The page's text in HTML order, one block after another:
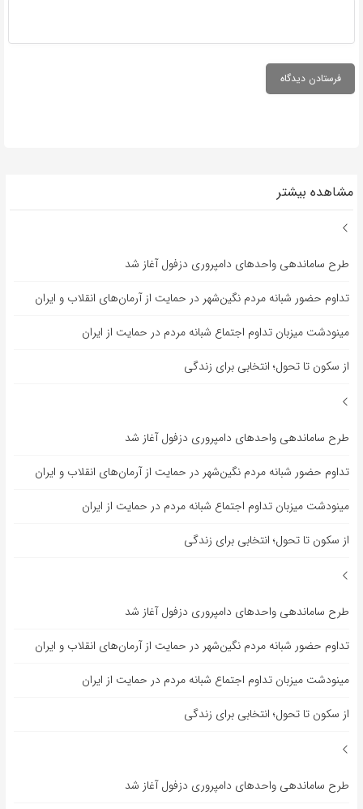
مشاهده بیشتر
طرح ساماندهی واحدهای دامپروری دزفول آغاز شد
تداوم حضور شبانه مردم نگین‌شهر در حمایت از آرمان‌های انقلاب و ایران
مینودشت میزبان تداوم اجتماع شبانه مردم در حمایت از ایران
از سکون تا تحول؛ انتخابی برای زندگی
طرح ساماندهی واحدهای دامپروری دزفول آغاز شد
تداوم حضور شبانه مردم نگین‌شهر در حمایت از آرمان‌های انقلاب و ایران
مینودشت میزبان تداوم اجتماع شبانه مردم در حمایت از ایران
از سکون تا تحول؛ انتخابی برای زندگی
طرح ساماندهی واحدهای دامپروری دزفول آغاز شد
تداوم حضور شبانه مردم نگین‌شهر در حمایت از آرمان‌های انقلاب و ایران
مینودشت میزبان تداوم اجتماع شبانه مردم در حمایت از ایران
از سکون تا تحول؛ انتخابی برای زندگی
طرح ساماندهی واحدهای دامپروری دزفول آغاز شد